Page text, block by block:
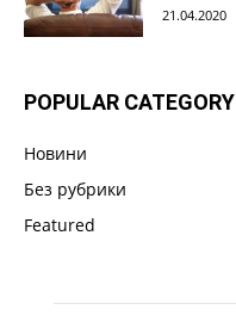
21.04.2020
POPULAR CATEGORY
Новини
Без рубрики
Featured